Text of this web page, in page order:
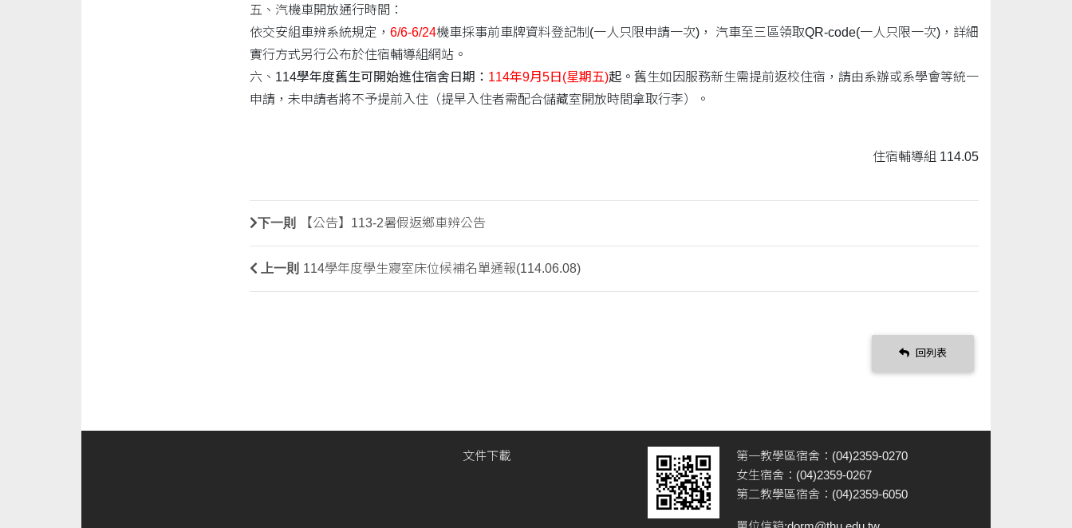
五、汽機車開放通行時間：
依交安組車辨系統規定， 6/6-6/24機車採事前車牌資料登記制(一人只限申請一次)， 汽車至三區領取QR-code(一人只限一次)，詳細
實行方式另行公布於住宿輔導組網站。
六、 114學年度舊生可開始進住宿舍日期： 114年9月5日(星期五)起。 舊生如因服務新生需提前返校住宿，請由系辦或系學會等統一
申請，未申請者將不予提前入住（提早入住者需配合儲藏室開放時間拿取行李）。
住宿輔導組 114.05
下一則 【公告】113-2暑假返鄉車辨公告
上一則 114學年度學生寢室床位候補名單通報(114.06.08)
回列表
文件下載
第一教學區宿舍：(04)2359-0270
女生宿舍：(04)2359-0267
第二教學區宿舍：(04)2359-6050